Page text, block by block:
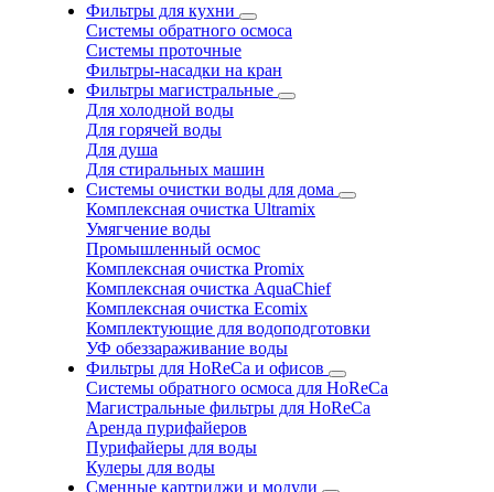
Фильтры для кухни
Системы обратного осмоса
Системы проточные
Фильтры-насадки на кран
Фильтры магистральные
Для холодной воды
Для горячей воды
Для душа
Для стиральных машин
Системы очистки воды для дома
Комплексная очистка Ultramix
Умягчение воды
Промышленный осмос
Комплексная очистка Promix
Комплексная очистка AquaChief
Комплексная очистка Ecomix
Комплектующие для водоподготовки
УФ обеззараживание воды
Фильтры для HoReCa и офисов
Системы обратного осмоса для HoReCa
Магистральные фильтры для HoReCa
Аренда пурифайеров
Пурифайеры для воды
Кулеры для воды
Сменные картриджи и модули